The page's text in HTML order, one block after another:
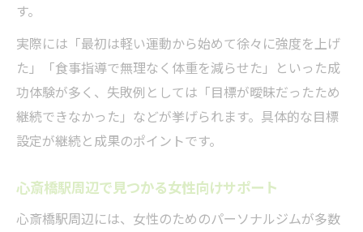
す。
実際には「最初は軽い運動から始めて徐々に強度を上げ
た」「食事指導で無理なく体重を減らせた」といった成
功体験が多く、失敗例としては「目標が曖昧だったため
継続できなかった」などが挙げられます。具体的な目標
設定が継続と成果のポイントです。
心斎橋駅周辺で見つかる女性向けサポート
心斎橋駅周辺には、女性のためのパーソナルジムが多数